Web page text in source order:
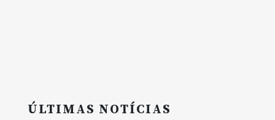
ÚLTIMAS NOTÍCIAS